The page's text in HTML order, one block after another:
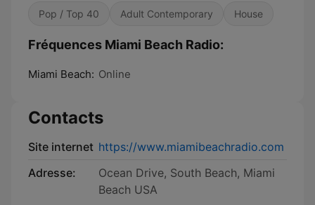
Pop / Top 40 Adult Contemporary House
Fréquences Miami Beach Radio:
Miami Beach: Online
Contacts
Site internet https://www.miamibeachradio.com
Adresse:
Ocean Drive, South Beach, Miami
Beach USA